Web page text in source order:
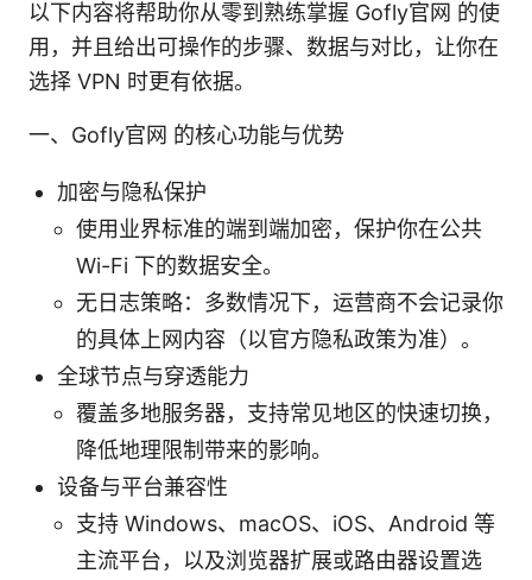
以下内容将帮助你从零到熟练掌握 Gofly官网 的使
用，并且给出可操作的步骤、数据与对比，让你在
选择 VPN 时更有依据。
一、Gofly官网 的核心功能与优势
加密与隐私保护
使用业界标准的端到端加密，保护你在公共
Wi-Fi 下的数据安全。
无日志策略：多数情况下，运营商不会记录你
的具体上网内容（以官方隐私政策为准）。
全球节点与穿透能力
覆盖多地服务器，支持常见地区的快速切换，
降低地理限制带来的影响。
设备与平台兼容性
支持 Windows、macOS、iOS、Android 等
主流平台，以及浏览器扩展或路由器设置选